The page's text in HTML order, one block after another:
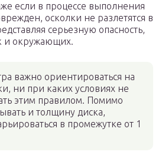
если в процессе выполнения
осколки не разлетятся в
серьезную опасность,
и окружающих.
важно ориентироваться на
ни при каких условиях не
этим правилом. Помимо
и толщину диска,
в промежутке от 1